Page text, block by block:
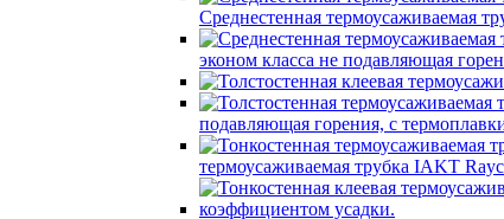
Среднестенная термоусаживаемая
эконом класса не подавляющая
подавляющая горения, с
термоусаживаемая трубка IAKT